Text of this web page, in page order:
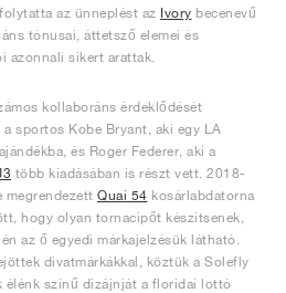
az ünneplést az Ivory becenevű
tónusai, áttetsző elemei és
azonnali sikert arattak.
kollaboráns érdeklődését
sportos Kobe Bryant, aki egy LA
és Roger Federer, aki a
több kiadásában is részt vett. 2018-
megrendezett Quai 54 kosárlabdatorna
hogy olyan tornacipőt készítsenek,
az ő egyedi márkajelzésük látható.
divatmárkákkal, köztük a Solefly
élénk színű dizájnját a floridai lottó